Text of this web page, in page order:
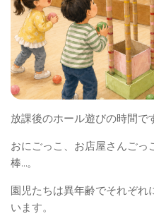
放課後のホール遊びの時間で
おにごっこ、お店屋さんご
棒…。
園児たちは異年齢でそれぞれ
います。